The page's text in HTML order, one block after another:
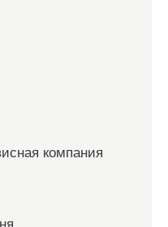
компания